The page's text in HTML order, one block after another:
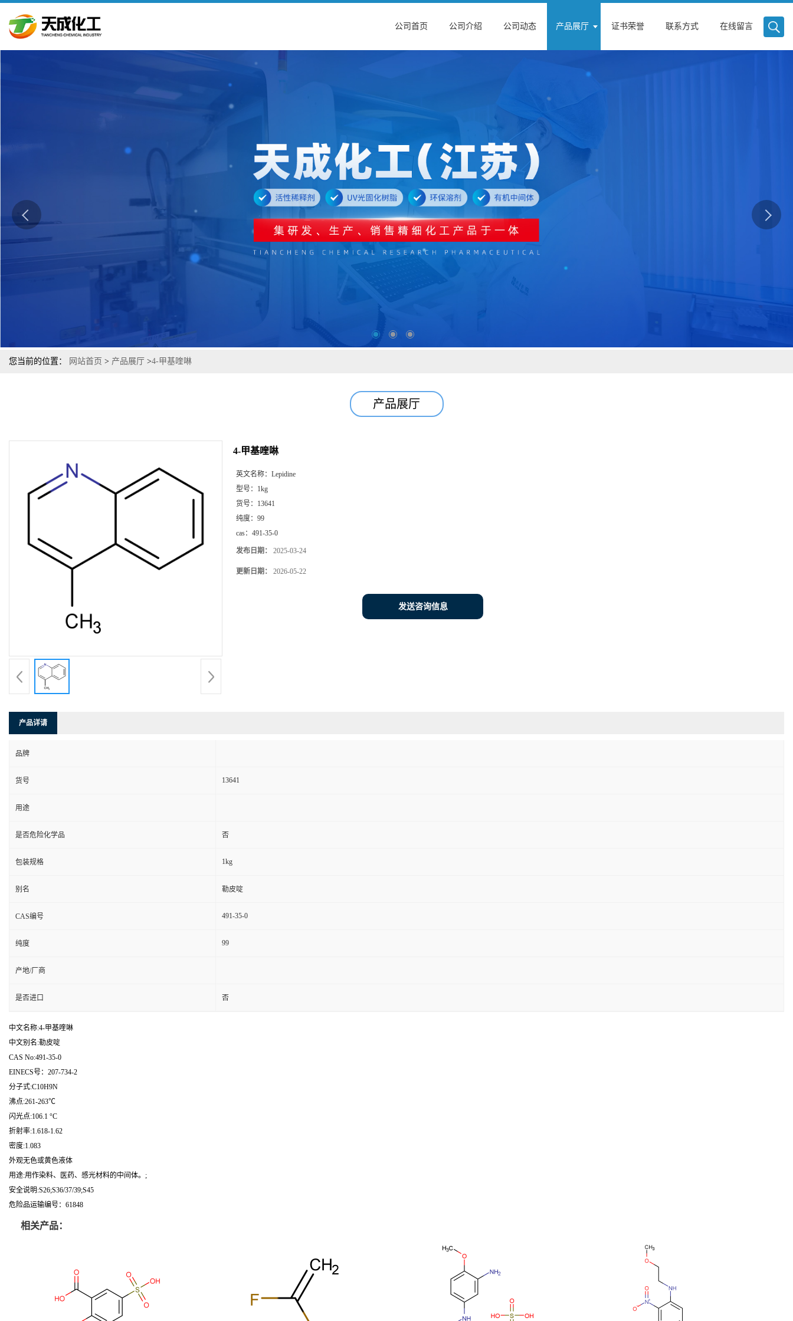
公司首页 公司介绍 公司动态 产品展厅 证书荣誉 联系方式 在线留言
您当前的位置： 网站首页 > 产品展厅 >4-甲基喹啉
产品展厅
4-甲基喹啉
英文名称： Lepidine
型号： 1kg
货号： 13641
纯度： 99
cas： 491-35-0
发布日期： 2025-03-24
更新日期： 2026-05-22
发送咨询信息
产品详请
品牌
货号 13641
用途
是否危险化学品 否
包装规格 1kg
别名 勒皮啶
CAS编号 491-35-0
纯度 99
产地/厂商
是否进口 否
中文名称:4-甲基喹啉
中文别名:勒皮啶
CAS No:491-35-0
EINECS号：207-734-2
分子式:C10H9N
沸点:261-263℃
闪光点:106.1 °C
折射率:1.618-1.62
密度:1.083
外观无色或黄色液体
用途:用作染料、医药、感光材料的中间体。;
安全说明:S26;S36/37/39;S45
危险品运输编号：61848
相关产品：